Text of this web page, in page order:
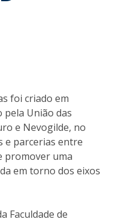
foi criado em
pela União das
e Nevogilde, no
e parcerias entre
promover uma
em torno dos eixos
Faculdade de